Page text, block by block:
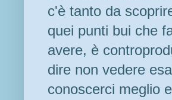
c'è tanto da
quei punti bui che
avere, è
dire non vedere
conoscerci meglio